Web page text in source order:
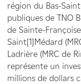
région du Bas-
publiques de TNO
de Sainte-
Saint[1]Médard
Ladrière (MRC de
représente un
millions de dollars